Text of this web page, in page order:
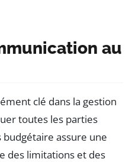
au
clé dans la gestion
toutes les parties
assure une
des limitations et des